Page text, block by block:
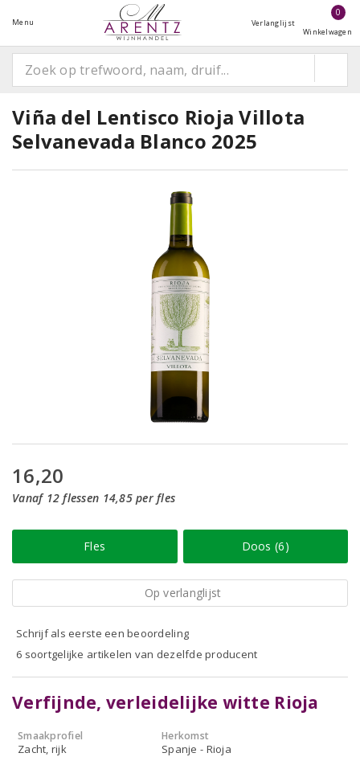
Menu Verlanglijst
0
Winkelwagen
Viña del Lentisco Rioja Villota
Selvanevada Blanco 2025
16,20
Vanaf 12 flessen 14,85 per fles
Fles Doos (6)
Op verlanglijst
Schrijf als eerste een beoordeling
6 soortgelijke artikelen van dezelfde producent
Verfijnde, verleidelijke witte Rioja
Smaakprofiel
Zacht, rijk
Herkomst
Spanje - Rioja